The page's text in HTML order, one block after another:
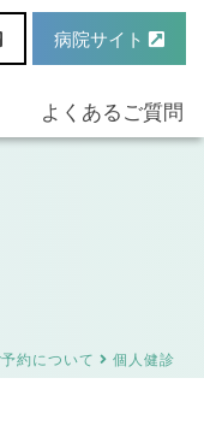
よくあるご質問
病院サイト
予約について 個人健診